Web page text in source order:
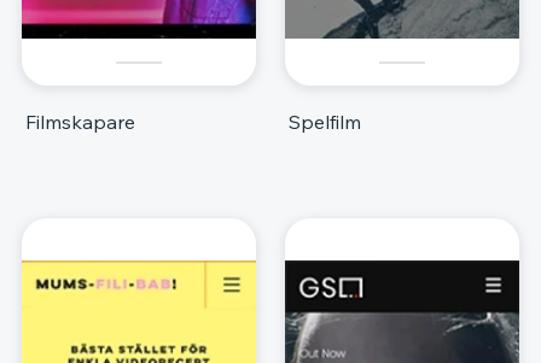
Filmskapare Spelfilm